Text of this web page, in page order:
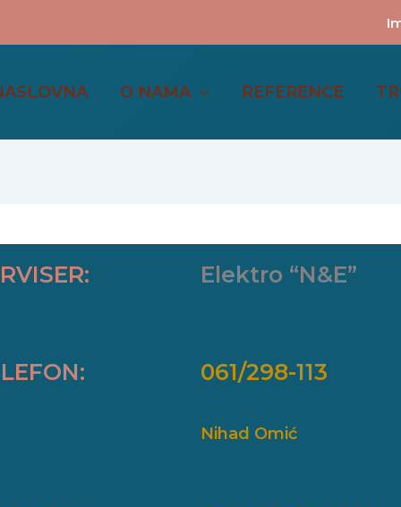
O NAMA REFERENCE
Elektro “N&E”
061/298-113
Nihad Omić